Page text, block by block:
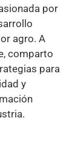
por
agro. A
comparto
para
y